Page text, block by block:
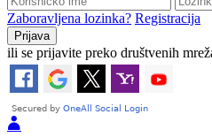
Zaboravljena lozinka? Registracija
ili se prijavite preko društvenih